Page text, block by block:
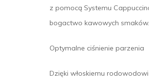
z pomocą Systemu
bogactwo kawowych smaków.
Optymalne ciśnienie parzenia
Dzięki włoskiemu